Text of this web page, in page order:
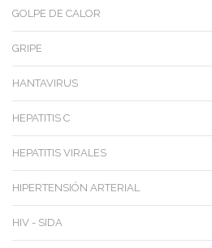
GOLPE DE CALOR
GRIPE
HANTAVIRUS
HEPATITIS C
HEPATITIS VIRALES
HIPERTENSIÓN ARTERIAL
HIV - SIDA